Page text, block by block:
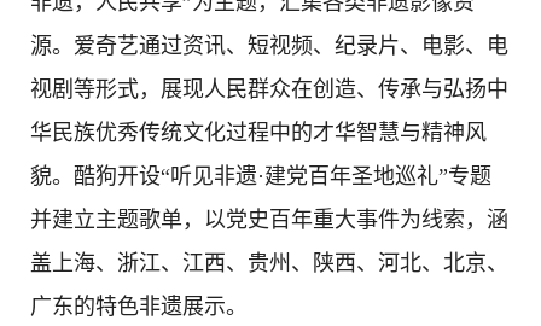
源。爱奇艺通过资讯、短视频、纪录片、电影、电
视剧等形式，展现人民群众在创造、传承与弘扬中
华民族优秀传统文化过程中的才华智慧与精神风
貌。酷狗开设“听见非遗·建党百年圣地巡礼”专题
并建立主题歌单，以党史百年重大事件为线索，涵
盖上海、浙江、江西、贵州、陕西、河北、北京、
广东的特色非遗展示。